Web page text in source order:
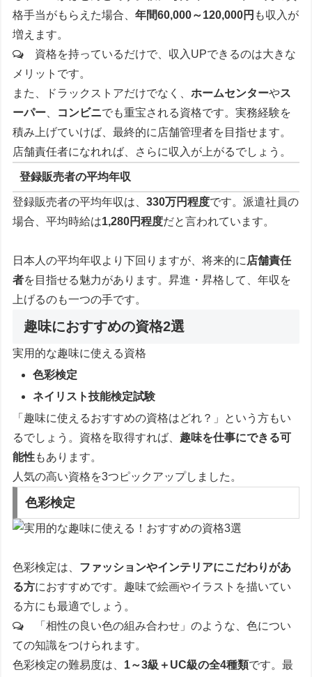
格手当がもらえた場合、年間60,000～120,000円 も収入が
増えます。
資格を持っているだけで、収入UPできるのは大きな
メリットです。
また、ドラックストアだけでなく、ホームセンターやス
ーパー
コンビニでも重宝される資格です。実務経験を
積み上げていけば、最終的に店舗管理者を目指せます。
店舗責任者になれれば、さらに収入が上がるでしょう。
登録販売者の平均年収
登録販売者の平均年収は、330万円程度です。派遣社員の
場合、平均時給は1,280円程度だと言われています。
日本人の平均年収より下回りますが、将来的に 店舗責任
者を目指せる魅力があります。昇進・昇格して、年収を
上げるのも一つの手です。
趣味におすすめの資格2選
実用的な趣味に使える資格
色彩検定
ネイリスト技能検定試験
「趣味に使えるおすすめの資格はどれ？」という方もい
るでしょう。資格を取得すれば、 趣味を仕事にできる可
能性もあります。
人気の高い資格を3つピックアップしました。
色彩検定
色彩検定は、 ファッションやインテリアにこだわりがあ
る方におすすめです。趣味で絵画やイラストを描いてい
る方にも最適でしょう。
「相性の良い色の組み合わせ」のような、色につい
ての知識をつけられます。
色彩検定の難易度は、 1～3級＋UC級の全4種類です。最